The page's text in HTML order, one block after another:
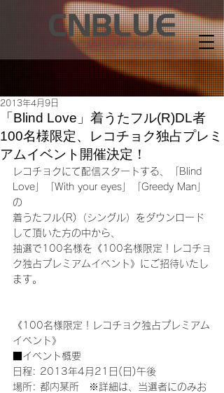
「Blind Love」着うたフル(R)DL者
100名様限定、レコチョク独占プレミ
アムイベント開催決定！
2013年4月9日
レコチョクにて配信スタートする、「Blind
Love」「With your eyes」「Greedy Man」
の
着うたフル(R)（シングル）をダウンロード
して頂いた方の中から、
抽選で100名様を《100名様限定！レコチョ
ク独占プレミアムイベント》にご招待いたし
ます。
《100名様限定！レコチョク独占プレミアム
イベント》
■イベント概要
日程: 2013年4月21日(日)午後
場所: 都内某所　※詳細は、当選者にのみお